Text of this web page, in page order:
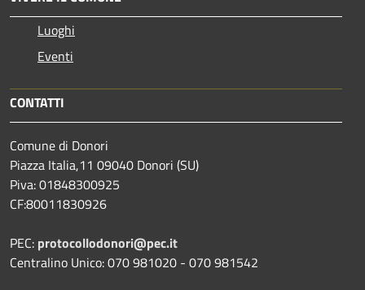
Luoghi
Eventi
CONTATTI
Comune di Donori
Piazza Italia,11 09040 Donori (SU)
Piva: 01848300925
CF:80011830926
PEC: protocollodonori@pec.it
Centralino Unico: 070 981020 - 070 981542